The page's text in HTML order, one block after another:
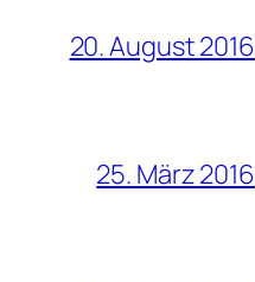
20. August 2016
25. März 2016